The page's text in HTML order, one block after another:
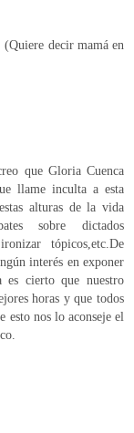
decir mamá en
que Gloria Cuenca
llame inculta a esta
alturas de la vida
sobre dictados
tópicos,etc.De
interés en exponer
es cierto que nuestro
horas y que todos
esto nos lo aconseje el